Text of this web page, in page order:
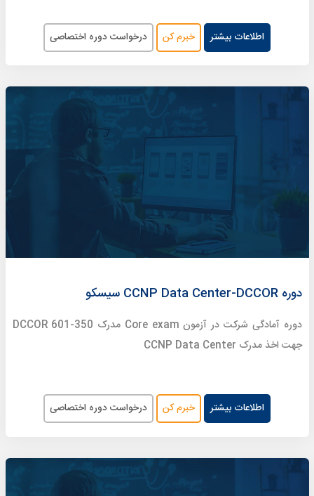
اطلاعات بیشتر خبرم کن درخواست دوره اختصاصی
دوره CCNP Data Center-DCCOR سیسکو
دوره آمادگی شرکت در آزمون Core exam مدرک 350-601 DCCOR
جهت اخذ مدرک CCNP Data Center
اطلاعات بیشتر خبرم کن درخواست دوره اختصاصی